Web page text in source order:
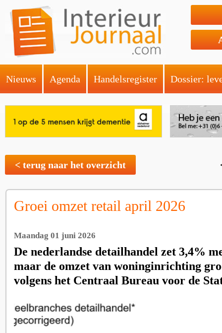
Nieuws Agenda Handelsregister Dossier:
< terug naar het overzicht
Groei omzet retail april 2026
Maandag 01 juni 2026
De nederlandse detailhandel zet 3,4%
maar de omzet van woninginrichting
volgens het Centraal Bureau voor de